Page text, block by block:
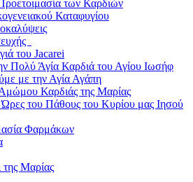
των Καρδιών
Καταφυγίου
του Jacarei
Πολύ Άγία Καρδιά του Αγίου Ιωσήφ
με την Αγία Αγάπη
Καρδιάς της Μαρίας
Ώρες του Πάθους του Κυρίου μας Ιησού
Φαρμάκων
της Μαρίας